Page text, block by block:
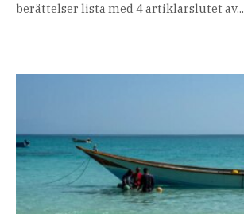
berättelser lista med 4 artiklarslutet av...